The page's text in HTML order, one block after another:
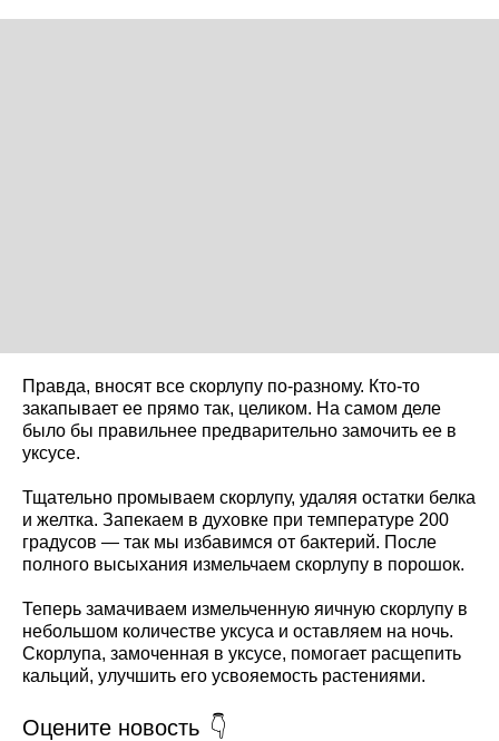
Правда, вносят все скорлупу по-разному. Кто-то
закапывает ее прямо так, целиком. На самом деле
было бы правильнее предварительно замочить ее в
уксусе.
Тщательно промываем скорлупу, удаляя остатки белка
и желтка. Запекаем в духовке при температуре 200
градусов — так мы избавимся от бактерий. После
полного высыхания измельчаем скорлупу в порошок.
Теперь замачиваем измельченную яичную скорлупу в
небольшом количестве уксуса и оставляем на ночь.
Скорлупа, замоченная в уксусе, помогает расщепить
кальций, улучшить его усвояемость растениями.
Оцените новость